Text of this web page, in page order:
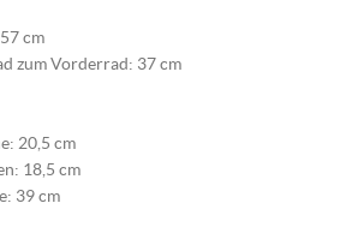
cm
zum Vorderrad: 37 cm
20,5 cm
18,5 cm
39 cm